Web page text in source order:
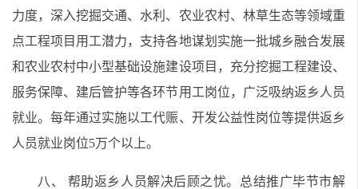
力度，深入挖掘交通、水利、农业农村、林草生态等领域重
点工程项目用工潜力，支持各地谋划实施一批城乡融合发展
和农业农村中小型基础设施建设项目，充分挖掘工程建设、
服务保障、建后管护等各环节用工岗位，广泛吸纳返乡人员
就业。每年通过实施以工代赈、开发公益性岗位等提供返乡
人员就业岗位5万个以上。
八、 帮助返乡人员解决后顾之忧。总结推广毕节市解